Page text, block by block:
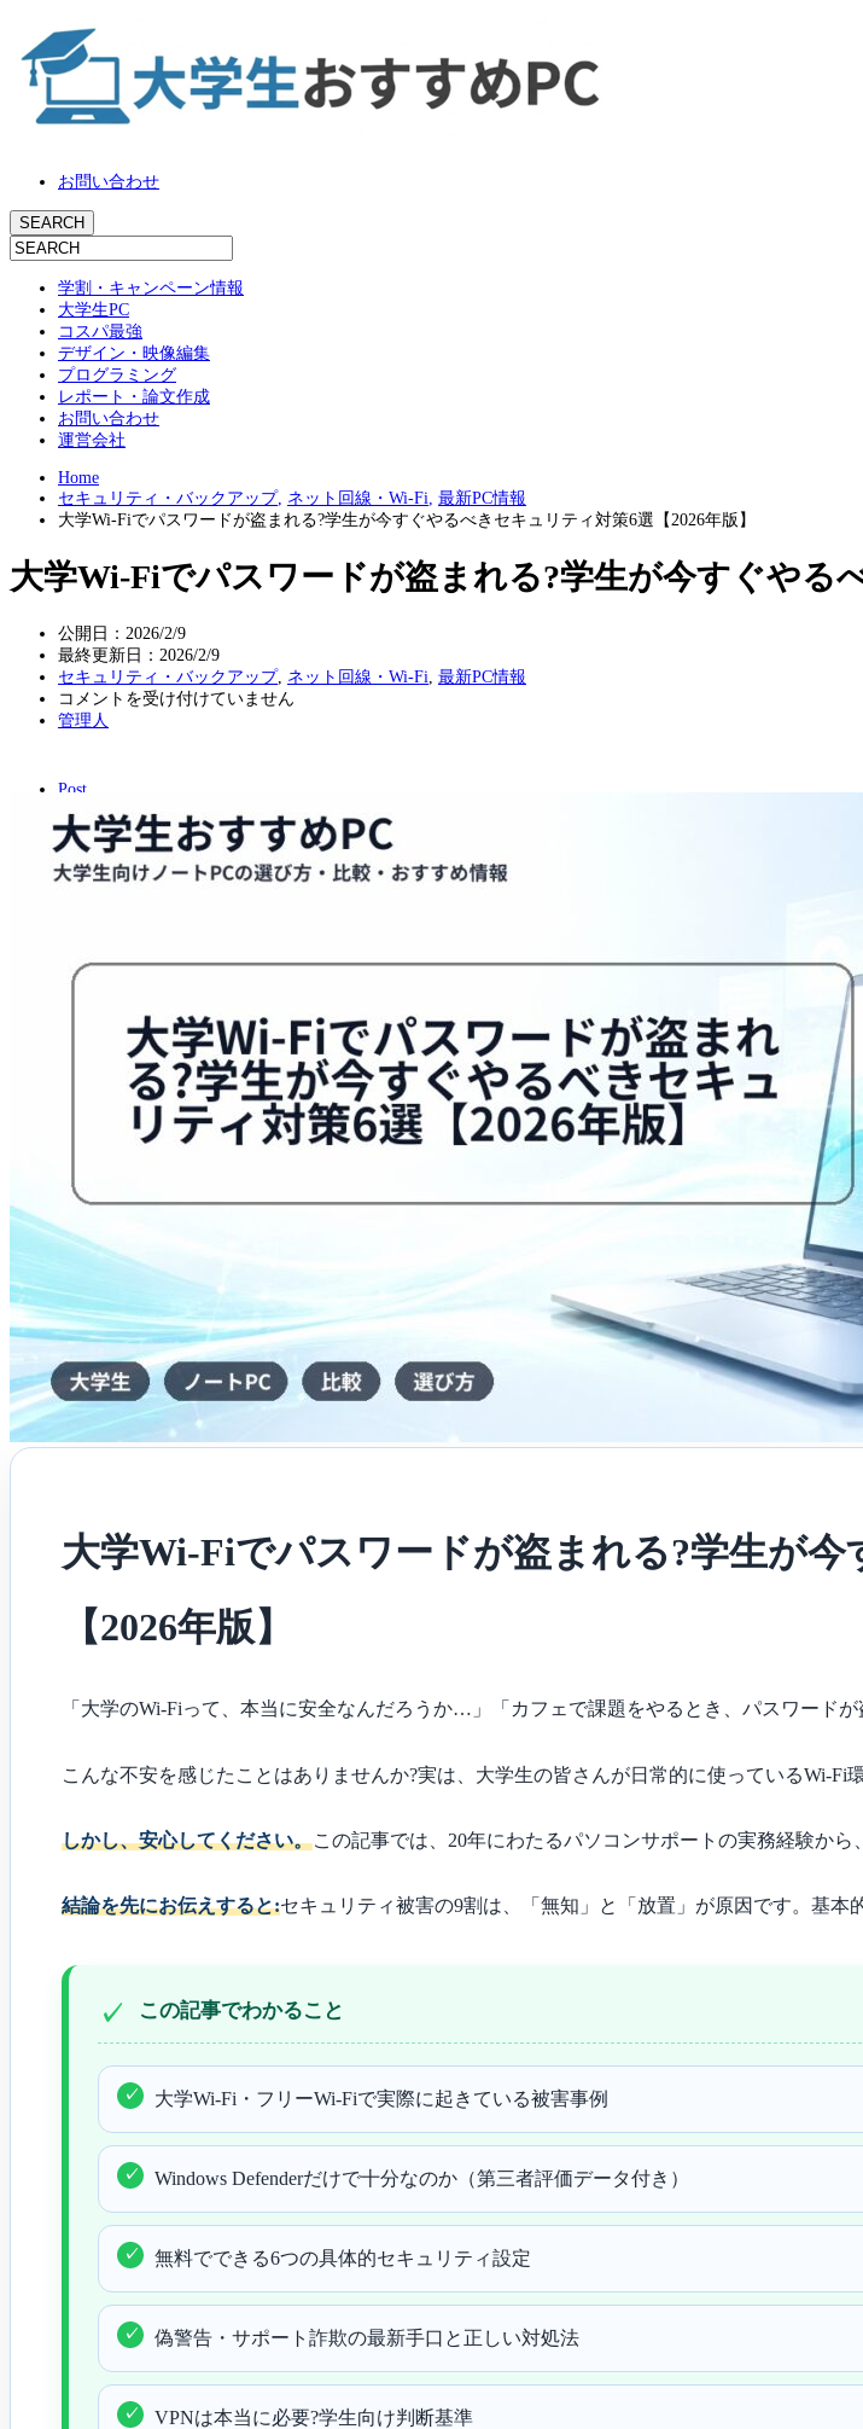
お問い合わせ
学割・キャンペーン情報
大学生PC
コスパ最強
デザイン・映像編集
プログラミング
レポート・論文作成
お問い合わせ
運営会社
Home
セキュリティ・バックアップ, ネット回線・Wi-Fi, 最新PC情報
大学Wi-Fiでパスワードが盗まれる?学生が今すぐやるべきセキュリティ対策6選【2026年版】
大学Wi-Fiでパスワードが盗まれる?学生が今すぐやる
公開日：2026/2/9
最終更新日： 2026/2/9
セキュリティ・バックアップ, ネット回線・Wi-Fi 最新PC情報
大
学
で
ス
ワ
ー
ド
れ
べ
セ
リ
テ
ィ
対
策
6
【2026
コメントを受け付けていません
管理人
Post
大学Wi-Fiでパスワードが盗まれる?学生が
【2026年版】
「大学のWi-Fiって、本当に安全なんだろうか…」「カフェで課題をやるとき、パスワードが
こんな不安を感じたことはありませんか?実は、大学生の皆さんが日常的に使っているWi-Fi
しかし、安心してください。この記事では、20年にわたるパソコンサポートの実務経験から、
結論を先にお伝えすると:セキュリティ被害の9割は、「無知」と「放置」が原因です。基
この記事でわかること
大学Wi-Fi・フリーWi-Fiで実際に起きている被害事例
Windows Defenderだけで十分なのか（第三者評価データ付き）
無料でできる6つの具体的セキュリティ設定
偽警告・サポート詐欺の最新手口と正しい対処法
VPNは本当に必要?学生向け判断基準